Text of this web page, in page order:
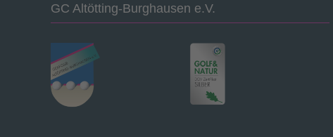
GC Altötting-Burghausen e.V.